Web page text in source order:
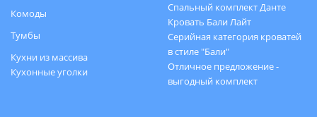
Комоды
Тумбы
Кухни из массива
Кухонные уголки
Спальный комплект Данте
Кровать Бали Лайт
Серийная категория кроватей
в стиле "Бали"
Отличное предложение -
выгодный комплект